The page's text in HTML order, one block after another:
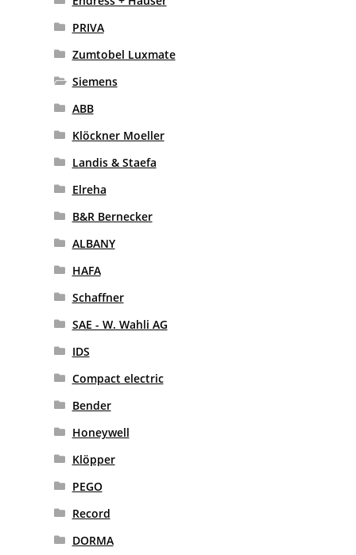
PRIVA
Zumtobel Luxmate
Siemens
ABB
Klöckner Moeller
Landis & Staefa
Elreha
B&R Bernecker
ALBANY
HAFA
Schaffner
SAE - W. Wahli AG
IDS
Compact electric
Bender
Honeywell
Klöpper
PEGO
Record
DORMA